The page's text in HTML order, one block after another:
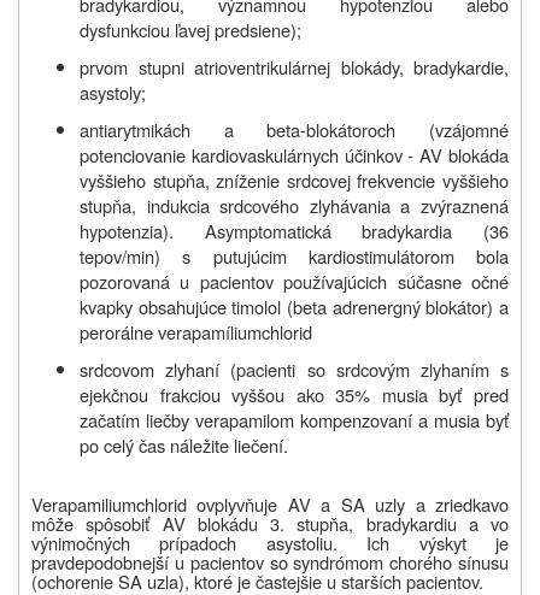
dysfunkciou ľavej predsiene);
prvom stupni atrioventrikulárnej blokády, bradykardie,
asystoly;
antiarytmikách a beta-blokátoroch (vzájomné
potenciovanie kardiovaskulárnych účinkov - AV blokáda
vyššieho stupňa, zníženie srdcovej frekvencie vyššieho
stupňa, indukcia srdcového zlyhávania a zvýraznená
hypotenzia). Asymptomatická bradykardia (36
tepov/min) s putujúcim kardiostimulátorom bola
pozorovaná u pacientov používajúcich súčasne očné
kvapky obsahujúce timolol (beta adrenergný blokátor) a
perorálne verapamíliumchlorid
srdcovom zlyhaní (pacienti so srdcovým zlyhaním s
ejekčnou frakciou vyššou ako 35% musia byť pred
začatím liečby verapamilom kompenzovaní a musia byť
po celý čas náležite liečení.
Verapamiliumchlorid ovplyvňuje AV a SA uzly a zriedkavo
môže spôsobiť AV blokádu 3. stupňa, bradykardiu a vo
výnimočných prípadoch asystoliu. Ich výskyt je
pravdepodobnejší u pacientov so syndrómom chorého sínusu
(ochorenie SA uzla), ktoré je častejšie u starších pacientov.